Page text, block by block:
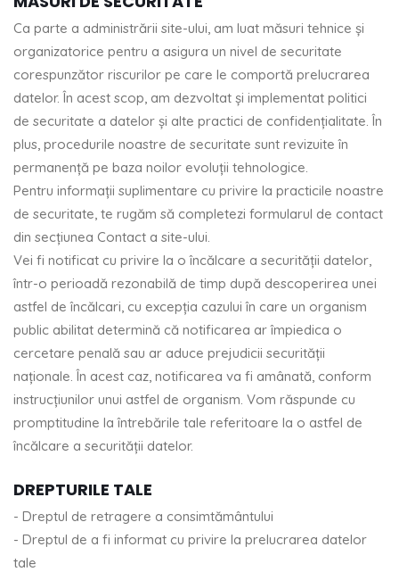
Ca parte a administrării site-ului, am luat măsuri tehnice și
organizatorice pentru a asigura un nivel de securitate
corespunzător riscurilor pe care le comportă prelucrarea
datelor. În acest scop, am dezvoltat și implementat politici
de securitate a datelor și alte practici de confidențialitate. În
plus, procedurile noastre de securitate sunt revizuite în
permanență pe baza noilor evoluții tehnologice.
Pentru informații suplimentare cu privire la practicile noastre
de securitate, te rugăm să completezi formularul de contact
din secțiunea Contact a site-ului.
Vei fi notificat cu privire la o încălcare a securității datelor,
într-o perioadă rezonabilă de timp după descoperirea unei
astfel de încălcari, cu excepția cazului în care un organism
public abilitat determină că notificarea ar împiedica o
cercetare penală sau ar aduce prejudicii securității
naționale. În acest caz, notificarea va fi amânată, conform
instrucțiunilor unui astfel de organism. Vom răspunde cu
promptitudine la întrebările tale referitoare la o astfel de
încălcare a securității datelor.
DREPTURILE TALE
- Dreptul de retragere a consimtământului
- Dreptul de a fi informat cu privire la prelucrarea datelor
tale